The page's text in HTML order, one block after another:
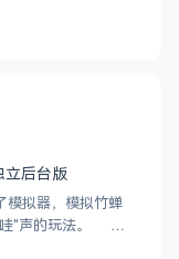
立后台版
模拟器，模拟竹蝉
哇"声的玩法。 核